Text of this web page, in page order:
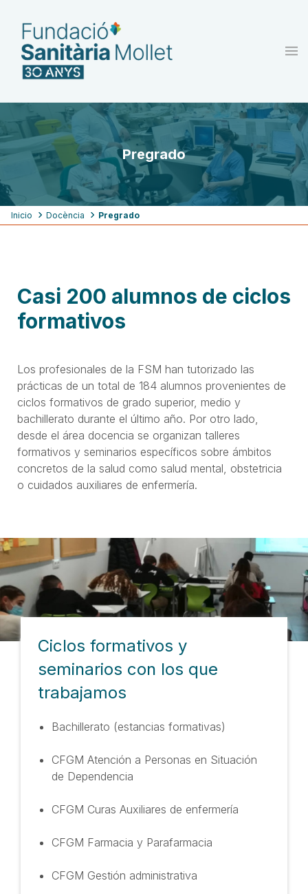
contenido
principal
Pregrado
Ruta
Inicio Docència Pregrado
Casi 200 alumnos de ciclos
formativos
Los profesionales de la FSM han tutorizado las
prácticas de un total de 184 alumnos provenientes de
ciclos formativos de grado superior, medio y
bachillerato durante el último año. Por otro lado,
desde el área docencia se organizan talleres
formativos y seminarios específicos sobre ámbitos
concretos de la salud como salud mental, obstetricia
o cuidados auxiliares de enfermería.
Ciclos formativos y
seminarios con los que
trabajamos
Bachillerato (estancias formativas)
CFGM Atención a Personas en Situación
de Dependencia
CFGM Curas Auxiliares de enfermería
CFGM Farmacia y Parafarmacia
CFGM Gestión administrativa